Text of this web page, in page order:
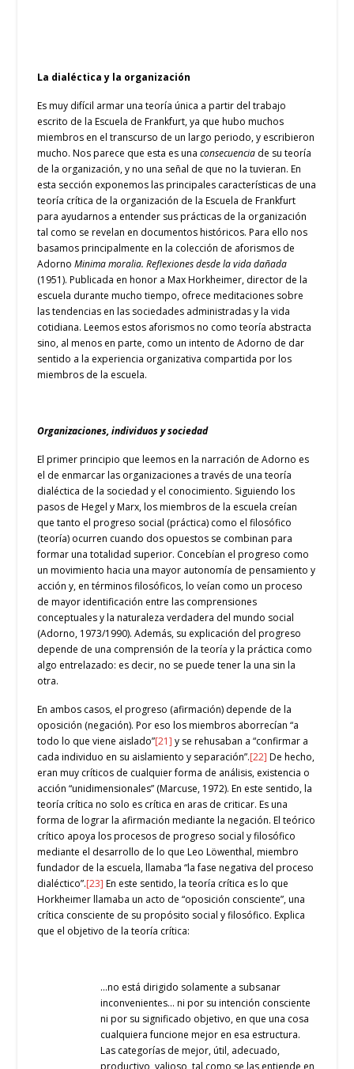
La dialéctica y la organización
Es muy difícil armar una teoría única a partir del trabajo
escrito de la Escuela de Frankfurt, ya que hubo muchos
miembros en el transcurso de un largo periodo, y escribieron
mucho. Nos parece que esta es unaconsecuencia de su teoría
de la organización, y no una señal de que no la tuvieran. En
esta sección exponemos las principales características de una
teoría crítica de la organización de la Escuela de Frankfurt
para ayudarnos a entender sus prácticas de la organización
tal como se revelan en documentos históricos. Para ello nos
basamos principalmente en la colección de aforismos de
AdornoMinima moralia. Reflexiones desde la vida dañada
(1951). Publicada en honor a Max Horkheimer, director de la
escuela durante mucho tiempo, ofrece meditaciones sobre
las tendencias en las sociedades administradas y la vida
cotidiana. Leemos estos aforismos no como teoría abstracta
sino, al menos en parte, como un intento de Adorno de dar
sentido a la experiencia organizativa compartida por los
miembros de la escuela.
Organizaciones, individuos y sociedad
El primer principio que leemos en la narración de Adorno es
el de enmarcar las organizaciones a través de una teoría
dialéctica de la sociedad y el conocimiento. Siguiendo los
pasos de Hegel y Marx, los miembros de la escuela creían
que tanto el progreso social (práctica) como el filosófico
(teoría) ocurren cuando dos opuestos se combinan para
formar una totalidad superior. Concebían el progreso como
un movimiento hacia una mayor autonomía de pensamiento y
acción y, en términos filosóficos, lo veían como un proceso
de mayor identificación entre las comprensiones
conceptuales y la naturaleza verdadera del mundo social
(Adorno, 1973/1990). Además, su explicación del progreso
depende de una comprensión de la teoría y la práctica como
algo entrelazado: es decir, no se puede tener la una sin la
otra.
En ambos casos, el progreso (afirmación) depende de la
oposición (negación). Por eso los miembros aborrecían “a
todo lo que viene aislado”[21] y se rehusaban a “confirmar a
cada individuo en su aislamiento y separación”.[22] De hecho,
eran muy críticos de cualquier forma de análisis, existencia o
acción “unidimensionales” (Marcuse, 1972). En este sentido, la
teoría crítica no solo es crítica en aras de criticar. Es una
forma de lograr la afirmación mediante la negación. El teórico
crítico apoya los procesos de progreso social y filosófico
mediante el desarrollo de lo que Leo Löwenthal, miembro
fundador de la escuela, llamaba “la fase negativa del proceso
dialéctico”.[23] En este sentido, la teoría crítica es lo que
Horkheimer llamaba un acto de “oposición consciente”, una
crítica consciente de su propósito social y filosófico. Explica
que el objetivo de la teoría crítica:
…no está dirigido solamente a subsanar
inconvenientes… ni por su intención consciente
ni por su significado objetivo, en que una cosa
cualquiera funcione mejor en esa estructura.
Las categorías de mejor, útil, adecuado,